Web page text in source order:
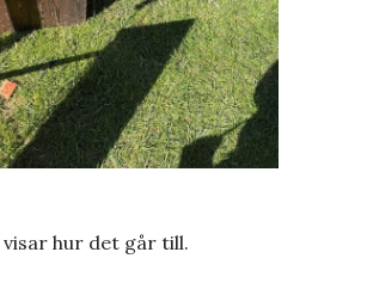
visar hur det går till.